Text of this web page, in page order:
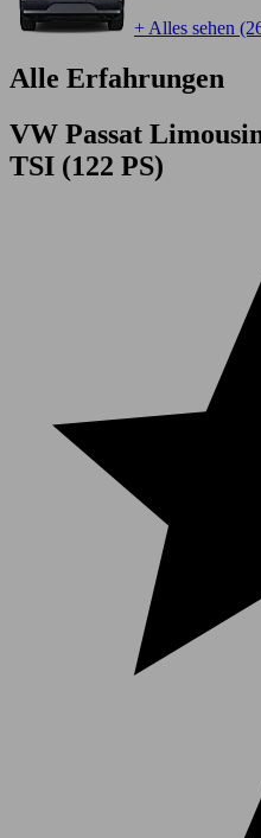
+ Alles sehen
Alle Erfahrungen
VW Passat
TSI (122 PS)